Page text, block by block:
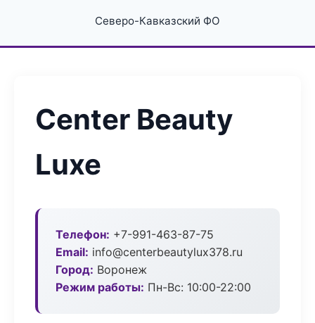
Северо-Кавказский ФО
Center Beauty
Luxe
Телефон: +7-991-463-87-75
Email: info@centerbeautylux378.ru
Город: Воронеж
Режим работы: Пн-Вс: 10:00-22:00